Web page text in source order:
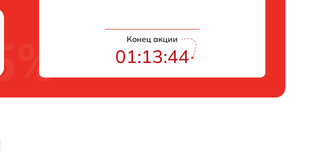
Конец акции
01:13:43